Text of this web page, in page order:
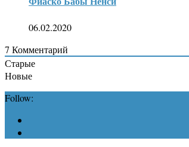
06.02.2020
7 Комментарий
Старые
Новые
Follow: